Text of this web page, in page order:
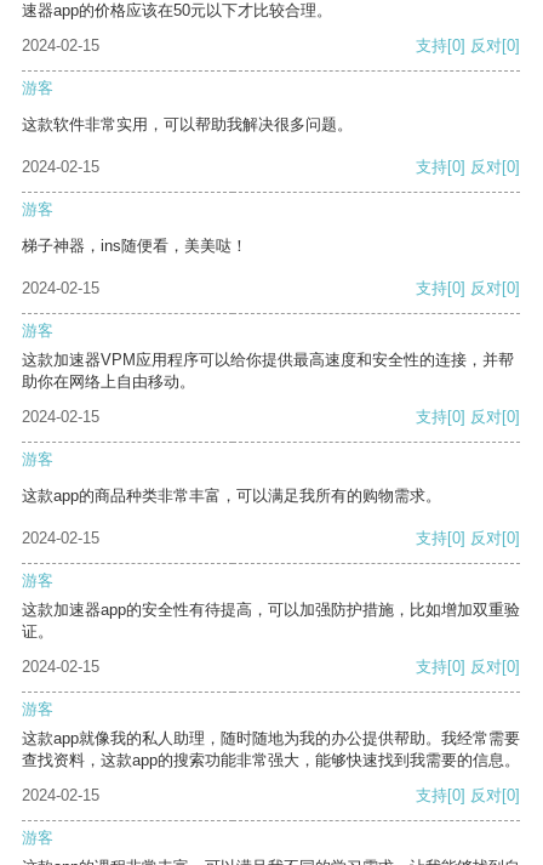
速器app的价格应该在50元以下才比较合理。
2024-02-15
支持[0] 反对[0]
游客
这款软件非常实用，可以帮助我解决很多问题。
2024-02-15 支持[0] 反对[0]
游客
梯子神器，ins随便看，美美哒！
2024-02-15 支持[0] 反对[0]
游客
这款加速器VPM应用程序可以给你提供最高速度和安全性的连接，并帮
助你在网络上自由移动。
2024-02-15
支持[0] 反对[0]
游客
这款app的商品种类非常丰富，可以满足我所有的购物需求。
2024-02-15 支持[0] 反对[0]
游客
这款加速器app的安全性有待提高，可以加强防护措施，比如增加双重验
证。
2024-02-15
支持[0] 反对[0]
游客
这款app就像我的私人助理，随时随地为我的办公提供帮助。我经常需要
查找资料，这款app的搜索功能非常强大，能够快速找到我需要的信息。
2024-02-15
支持[0] 反对[0]
游客